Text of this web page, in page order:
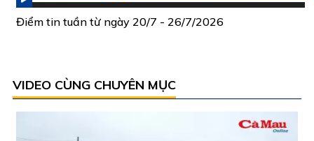
Điểm tin tuần từ ngày 20/7 - 26/7/2026
VIDEO CÙNG CHUYÊN MỤC